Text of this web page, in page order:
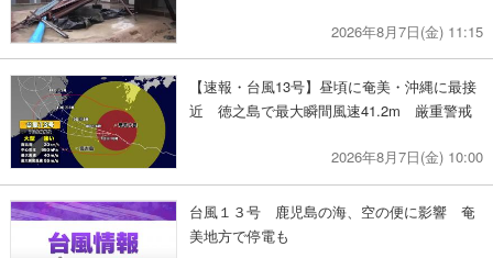
2026年8月7日(金) 11:15
【速報・台風13号】昼頃に奄美・沖縄に最接
近 徳之島で最大瞬間風速41.2m 厳重警戒
2026年8月7日(金) 10:00
台風１３号 鹿児島の海、空の便に影響 奄
美地方で停電も